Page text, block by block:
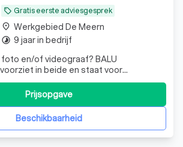
local_offer Gratis eerste adviesgesprek
en/of videograaf? BALU
in beide en staat voor
op en top professionaliteit en
en fijne sfeer! Alle onvergetelijke
trouwdag worden vastgelegd als
mooie herinnering voor later. Op zowel fot
Beschikbaarheid
Prijsopgave
place Werkgebied De Meern
timelapse 9 jaar in bedrijf